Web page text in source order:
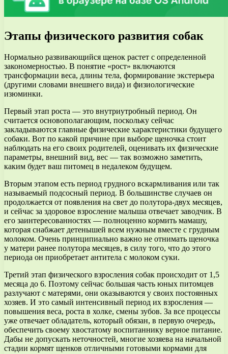
Этапы физического развития собак
Нормально развивающийся щенок растет с определенной
закономерностью. В понятие «рост» включаются
трансформации веса, длины тела, формирование экстерьера
(другими словами внешнего вида) и физиологические
изюминки.
Первый этап роста — это внутриутробный период. Он
считается основополагающим, поскольку сейчас
закладываются главные физические характеристики будущего
собаки. Вот по какой причине при выборе щеночка стоит
наблюдать на его своих родителей, оценивать их физические
параметры, внешний вид, вес — так возможно заметить,
каким будет ваш питомец в недалеком будущем.
Вторым этапом есть период грудного вскармливания или так
называемый подсосный период. В большинстве случаев он
продолжается от появления на свет до полутора-двух месяцев,
и сейчас за здоровое взросление малыша отвечает заводчик. В
его заинтересованностях — полноценно кормить мамашу,
которая снабжает детенышей всем нужным вместе с грудным
молоком. Очень принципиально важно не отнимать щеночка
у матери ранее полутора месяцев, в силу того, что до этого
периода он приобретает антитела с молоком суки.
Третий этап физического взросления собак происходит от 1,5
месяца до 6. Поэтому сейчас большая часть юных питомцев
разлучают с матерями, они оказываются у своих постоянных
хозяев. И это самый интенсивный период их взросления —
повышения веса, роста в холке, смены зубов. За все процессы
уже отвечает обладатель, который обязан, в первую очередь,
обеспечить своему хвостатому воспитаннику верное питание.
Дабы не допускать неточностей, многие хозяева на начальной
стадии кормят щенков отличными готовыми кормами для